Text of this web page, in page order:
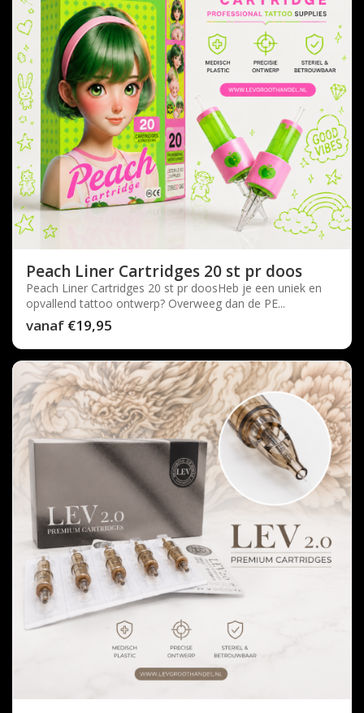
Peach Liner Cartridges 20 st pr doos
Peach Liner Cartridges 20 st pr doosHeb je een uniek en
opvallend tattoo ontwerp? Overweeg dan de PE...
vanaf €19,95